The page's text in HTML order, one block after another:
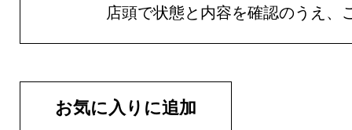
店頭で状態と内容を確認のうえ、